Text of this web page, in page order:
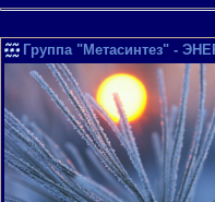
Группа "Метасинтез" -